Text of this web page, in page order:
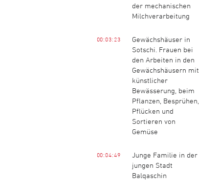
der mechanischen
Milchverarbeitung
00:03:23
Gewächshäuser in
Sotschi. Frauen bei
den Arbeiten in den
Gewächshäusern mit
künstlicher
Bewässerung, beim
Pflanzen, Besprühen,
Pflücken und
Sortieren von
Gemüse
00:04:49
Junge Familie in der
jungen Stadt
Balqaschin